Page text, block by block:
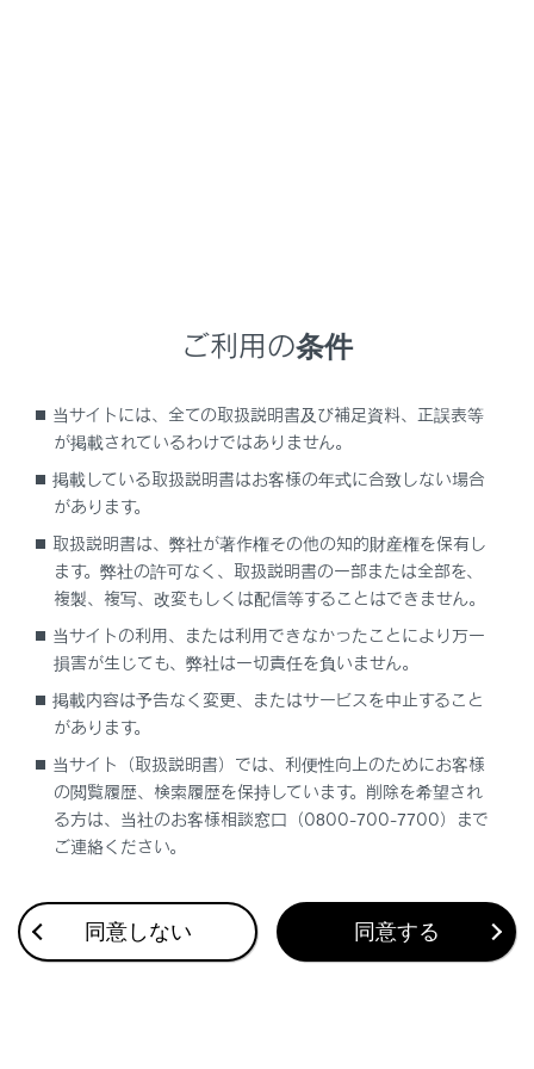
インテリアランプを操作するには
パーソナルランプを操作するには
合わせて見られているページ
リヤエアコン
収納装備一覧
レクサスクライメイトコンシェルジュ
このページは役に立ちましたか？
ご利用の条件
当サイトには、全ての取扱説明書及び補足資料、正誤表等
が掲載されているわけではありません。
掲載している取扱説明書はお客様の年式に合致しない場合
があります。
取扱説明書は、弊社が著作権その他の知的財産権を保有し
ます。弊社の許可なく、取扱説明書の一部または全部を、
複製、複写、改変もしくは配信等することはできません。
当サイトの利用、または利用できなかったことにより万一
損害が生じても、弊社は一切責任を負いません。
掲載内容は予告なく変更、またはサービスを中止すること
があります。
当サイト（取扱説明書）では、利便性向上のためにお客様
の閲覧履歴、検索履歴を保持しています。削除を希望され
る方は、当社のお客様相談窓口（0800-700-7700）まで
ご連絡ください。
同意しない 同意する